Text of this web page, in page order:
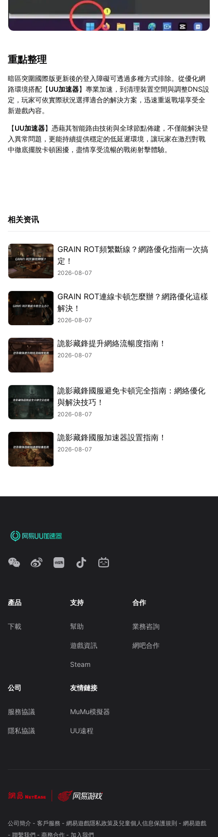
重點整理
暗區突圍國際版更新後的登入障礙可透過多種方式排除。從優化網
路環境搭配【UU加速器】專業加速，到清理裝置空間與調整DNS設
定，玩家可依實際狀況選擇適合的解決方案，迅速重返戰場享受全
新遊戲內容。
【UU加速器】憑藉其智能路由技術與全球節點佈建，不僅能解決登
入異常問題，更能持續提供穩定的低延遲環境，讓玩家在激烈對戰
中徹底擺脫卡頓困擾，盡情享受流暢的戰術射擊體驗。
相关资讯
GRAIN ROT頻繁斷線？網路優化指南一次搞
定！
2026-08-07
GRAIN ROT連線卡頓怎麼辦？網路優化這樣
解決！
2026-08-07
詭影藏鋒提升網絡流暢度指南！
2026-08-07
詭影藏鋒國服避免卡頓完全指南：網絡優化
與解決技巧！
2026-08-07
詭影藏鋒國服加速器設置指南！
2026-08-07
產品
下載
支持
幫助
遊戲資訊
Steam
合作
業務咨詢
網吧合作
公司
服務協議
隱私協議
友情鏈接
MuMu模擬器
UU遠程
公司簡介- 客戶服務 - 網易遊戲隱私政策及兒童個人信息保護規則 - 網易遊戲
- 聯繫我們- 商務合作- 加入我們